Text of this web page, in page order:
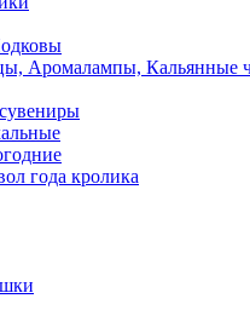
Аромалампы, Кальянные
года кролика